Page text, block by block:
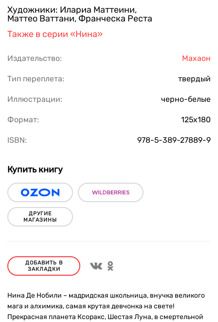
Художники: Илариа Маттеини,
Маттео Ваттани, Франческа Реста
Также в серии «Нина»
Издательство: Махаон
Тип переплета: твердый
Иллюстрации: черно-белые
Формат: 125х180
ISBN: 978-5-389-27889-9
Купить книгу
ДРУГИЕ
МАГАЗИНЫ
ДОБАВИТЬ В
ЗАКЛАДКИ
Нина Де Нобили – мадридская школьница, внучка великого
мага и алхимика, самая крутая девчонка на свете!
Прекрасная планета Ксоракс, Шестая Луна, в смертельной